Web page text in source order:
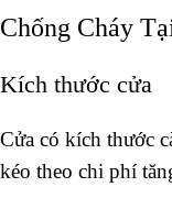
Chống Cháy
Kích thước cửa
Cửa có kích thước
kéo theo chi phí